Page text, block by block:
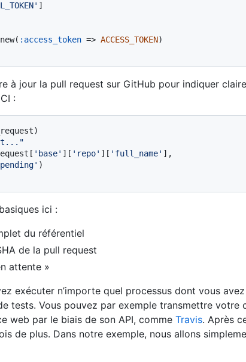
]
:access_token => ACCESS_TOKEN
à jour la pull request sur GitHub pour indiquer
:
)
'base' ][ 'repo' ][ 'full_name' ],
ici :
du référentiel
de la pull request
attente »
exécuter n’importe quel processus dont vous avez
tests. Vous pouvez par exemple transmettre votre
web par le biais de son API, comme Travis. Après
de plus. Dans notre exemple, nous allons